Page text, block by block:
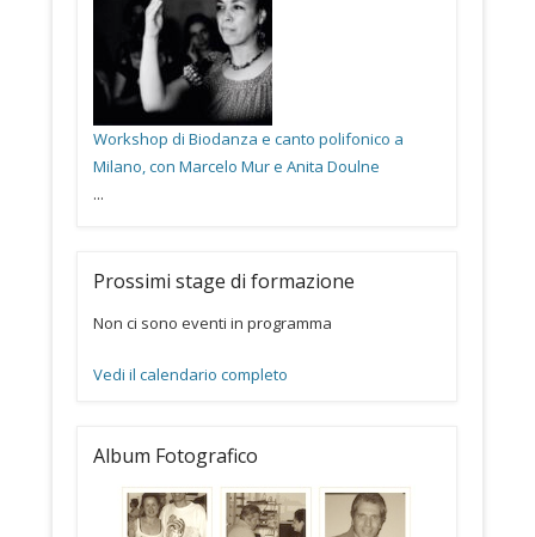
Workshop di Biodanza e canto polifonico a
Milano, con Marcelo Mur e Anita Doulne
...
Prossimi stage di formazione
Non ci sono eventi in programma
Vedi il calendario completo
Album Fotografico